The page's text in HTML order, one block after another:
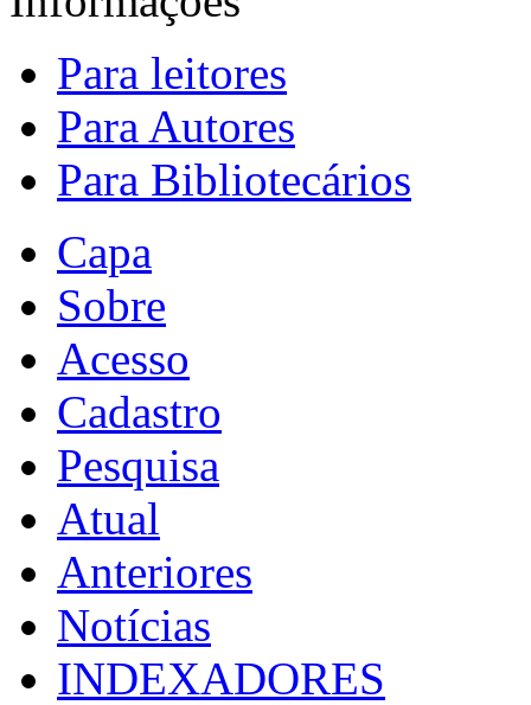
Para leitores
Para Autores
Para Bibliotecários
Capa
Sobre
Acesso
Cadastro
Pesquisa
Atual
Anteriores
Notícias
INDEXADORES